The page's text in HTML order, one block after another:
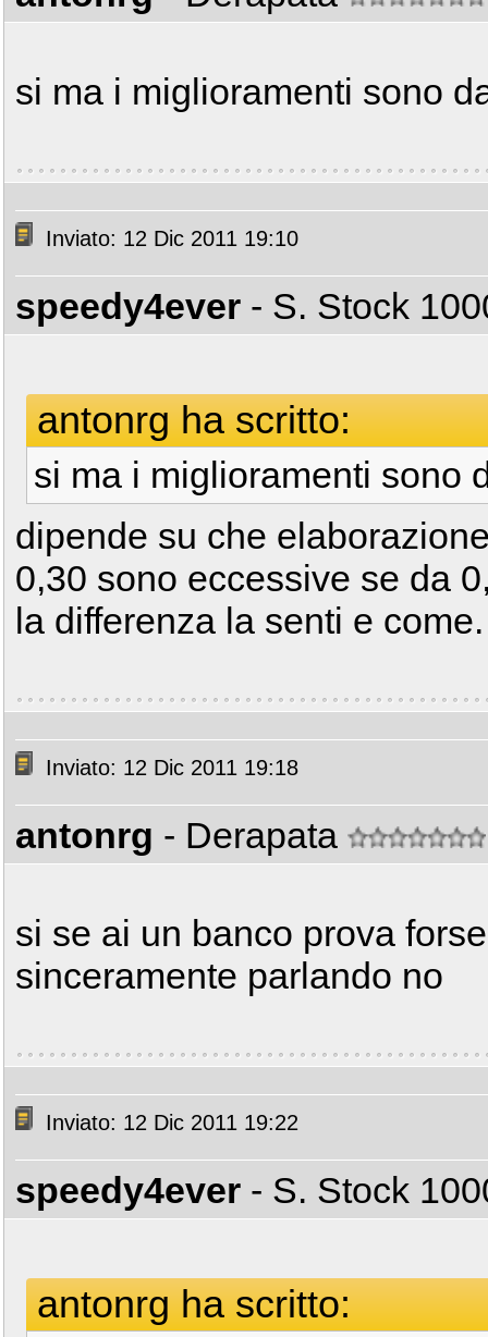
si ma i miglioramenti sono
Inviato: 12 Dic 2011 19:10
speedy4ever - S. Stock
antonrg ha scritto:
si ma i miglioramenti sono
dipende su che
0,30 sono eccessive se da
la differenza la senti e come.
Inviato: 12 Dic 2011 19:18
antonrg - Derapata
si se ai un banco prova
sinceramente parlando no
Inviato: 12 Dic 2011 19:22
speedy4ever - S. Stock
antonrg ha scritto: